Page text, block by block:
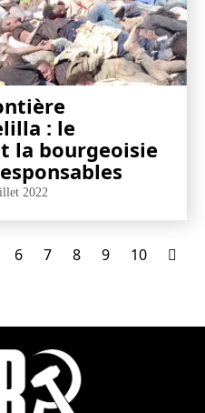
: le
la bourgeoisie
2022
6 7 8 9 10